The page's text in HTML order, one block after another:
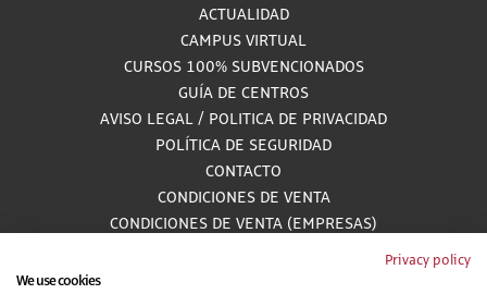
ACTUALIDAD
CAMPUS VIRTUAL
CURSOS 100% SUBVENCIONADOS
GUÍA DE CENTROS
AVISO LEGAL / POLITICA DE PRIVACIDAD
POLÍTICA DE SEGURIDAD
CONTACTO
CONDICIONES DE VENTA
CONDICIONES DE VENTA (EMPRESAS)
ALCANCE GESTIÓN DE DOCUMENTACIÓN
Privacy policy
We use cookies